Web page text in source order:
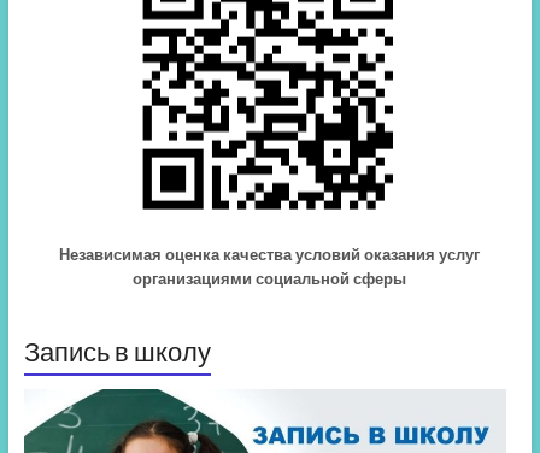
Независимая оценка качества условий оказания услуг
организациями социальной сферы
Запись в школу